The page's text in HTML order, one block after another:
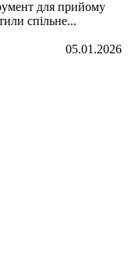
для прийому
спільне...
05.01.2026